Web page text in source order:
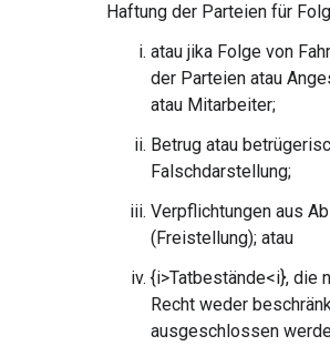
Haftung der Parteien für
atau jika Folge von
der Parteien atau
atau Mitarbeiter;
Betrug atau
Falschdarstellung;
Verpflichtungen aus
(Freistellung); atau
{i>Tatbestände<i}, die
Recht weder
ausgeschlossen